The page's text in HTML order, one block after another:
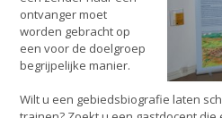
ontvanger moet
worden gebracht op
een voor de doelgroep
begrijpelijke manier.
Wilt u een gebiedsbiografie laten